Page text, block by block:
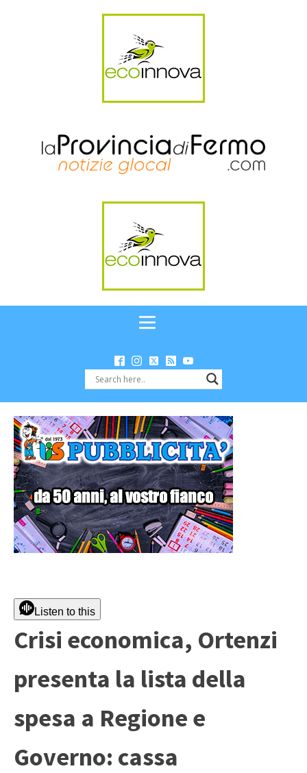
Listen to this
Crisi economica, Ortenzi
presenta la lista della
spesa a Regione e
Governo: cassa